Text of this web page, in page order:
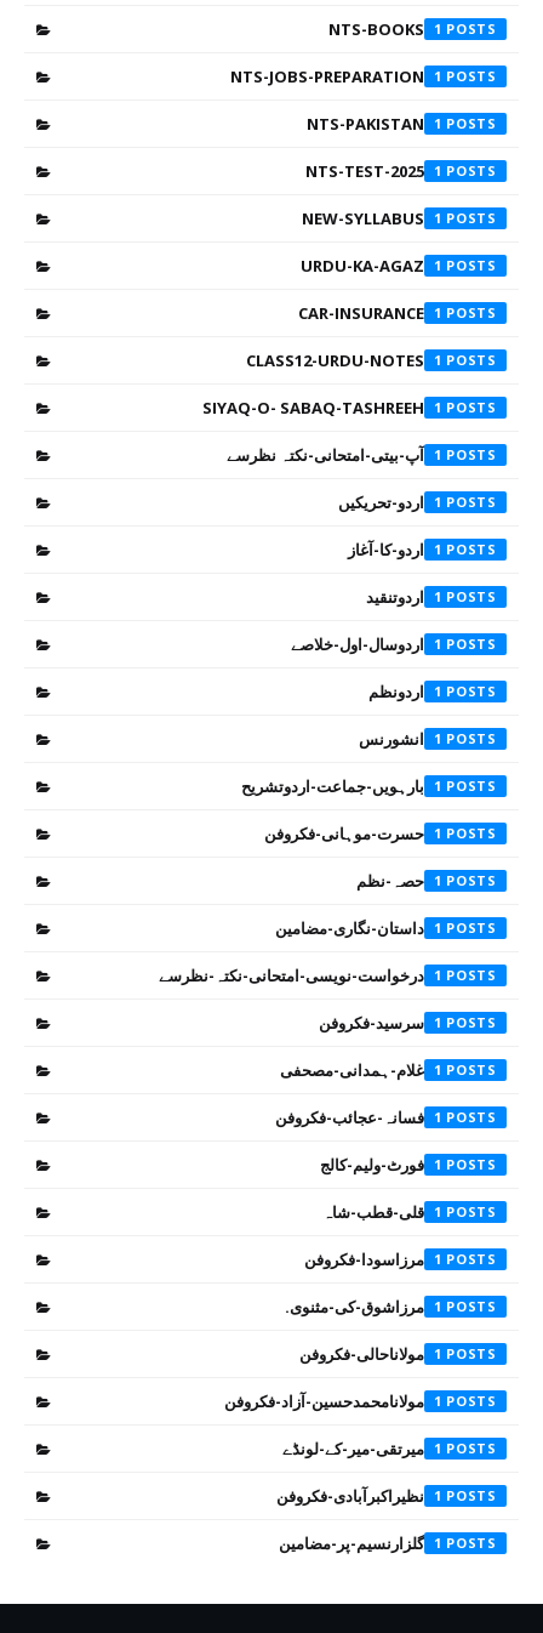
NTS-BOOKS 1
NTS-JOBS-PREPARATION 1
NTS-PAKISTAN 1
NTS-TEST-2025 1
NEW-SYLLABUS 1
URDU-KA-AGAZ 1
CAR-INSURANCE 1
CLASS12-URDU-NOTES 1
SIYAQ-O- SABAQ-TASHREEH 1
آپ-بیتی-امتحانی-نکتہ نظرسے 1
اردو-تحریکیں 1
اردو-کا-آغاز 1
اردوتنقید 1
اردوسال-اول-خلاصے 1
اردونظم 1
انشورنس 1
بارہویں-جماعت-اردوتشریح 1
حسرت-موہانی-فکروفن 1
حصہ-نظم 1
داستان-نگاری-مضامین 1
درخواست-نویسی-امتحانی-نکتہ-نظرسے 1
سرسید-فکروفن 1
غلام-ہمدانی-مصحفی 1
فسانہ-عجائب-فکروفن 1
فورٹ-ولیم-کالج 1
قلی-قطب-شاہ 1
مرزاسودا-فکروفن 1
مرزاشوق-کی-مثنوی. 1
مولاناحالی-فکروفن 1
مولانامحمدحسین-آزاد-فکروفن 1
میرتقی-میر-کے-لونڈے 1
نظیراکبرآبادی-فکروفن 1
گلزارنسیم-پر-مضامین 1